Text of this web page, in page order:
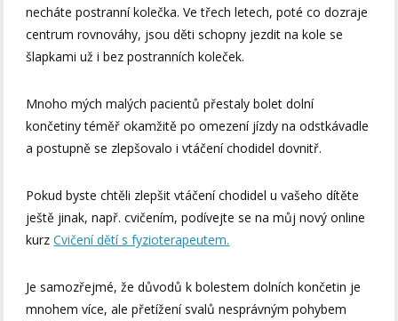
necháte postranní kolečka. Ve třech letech, poté co dozraje
centrum rovnováhy, jsou děti schopny jezdit na kole se
šlapkami už i bez postranních koleček.
Mnoho mých malých pacientů přestaly bolet dolní
končetiny téměř okamžitě po omezení jízdy na odstkávadle
a postupně se zlepšovalo i vtáčení chodidel dovnitř.
Pokud byste chtěli zlepšit vtáčení chodidel u vašeho dítěte
ještě jinak, např. cvičením, podívejte se na můj nový online
kurzCvičení dětí s fyzioterapeutem.
Je samozřejmé, že důvodů k bolestem dolních končetin je
mnohem více, ale přetížení svalů nesprávným pohybem